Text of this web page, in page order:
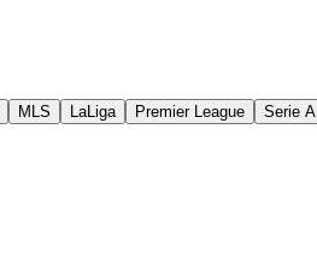
MLS LaLiga Premier League Serie A